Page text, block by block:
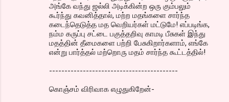
அங்கே வந்து ஜல்லி அடிக்கின்ற ஒரு கும்பலும்
கூர்ந்து கவனித்தால், மற்ற மதங்களை சார்ந்த
கடைந்தெடுத்த மத வெறியர்கள் மட்டுமே! எப்படிங்க,
நம்ம கருப்பு சட்டை பகுத்தறிவு காமடி பீசுகள் இந்து
மதத்தின் தீமைகளை பற்றி பேசுகிறார்களாம், எங்கே
என்று பார்த்தல் மற்றொரு மதம் சார்ந்த கூட்டத்தில்!
------------------------------------------
கொஞ்சம் விரிவாக எழுதுகிறேன்-